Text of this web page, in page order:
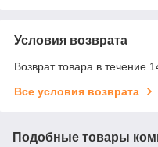
Условия возврата
Возврат товара в течение
Все условия возврата
Подобные товары